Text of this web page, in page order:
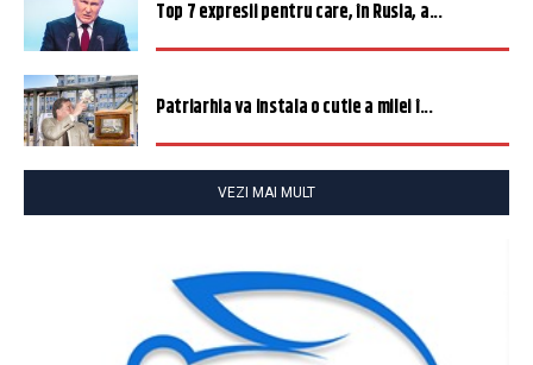
Top 7 expresii pentru care, în Rusia, a...
Patriarhia va instala o cutie a milei î...
VEZI MAI MULT